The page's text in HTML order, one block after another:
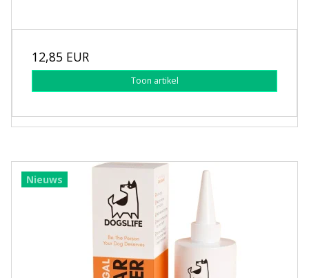
12,85 EUR
Toon artikel
Nieuws